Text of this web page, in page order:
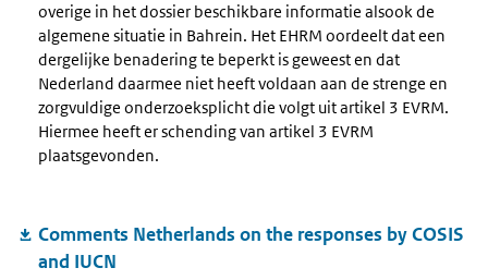
overige in het dossier beschikbare informatie alsook de
algemene situatie in Bahrein. Het EHRM oordeelt dat een
dergelijke benadering te beperkt is geweest en dat
Nederland daarmee niet heeft voldaan aan de strenge en
zorgvuldige onderzoeksplicht die volgt uit artikel 3 EVRM.
Hiermee heeft er schending van artikel 3 EVRM
plaatsgevonden.
Comments Netherlands on the responses by COSIS
and IUCN